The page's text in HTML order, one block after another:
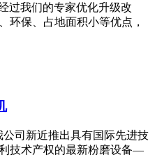
过我们的专家优化升级改
环保、占地面积小等优点，
司新近推出具有国际先进技
技术产权的最新粉磨设备—